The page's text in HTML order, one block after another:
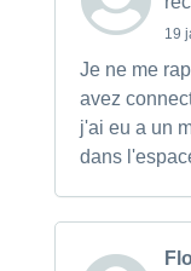
19
Je ne me
avez
j'ai eu a un
dans